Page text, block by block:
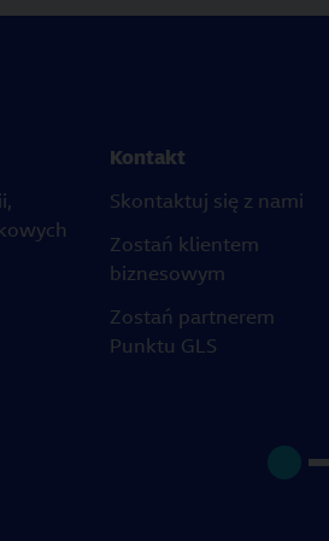
Kontakt
Skontaktuj się z nami
Zostań klientem
biznesowym
Zostań partnerem
Punktu GLS